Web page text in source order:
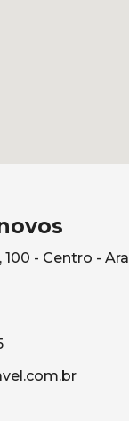
100 - Centro -